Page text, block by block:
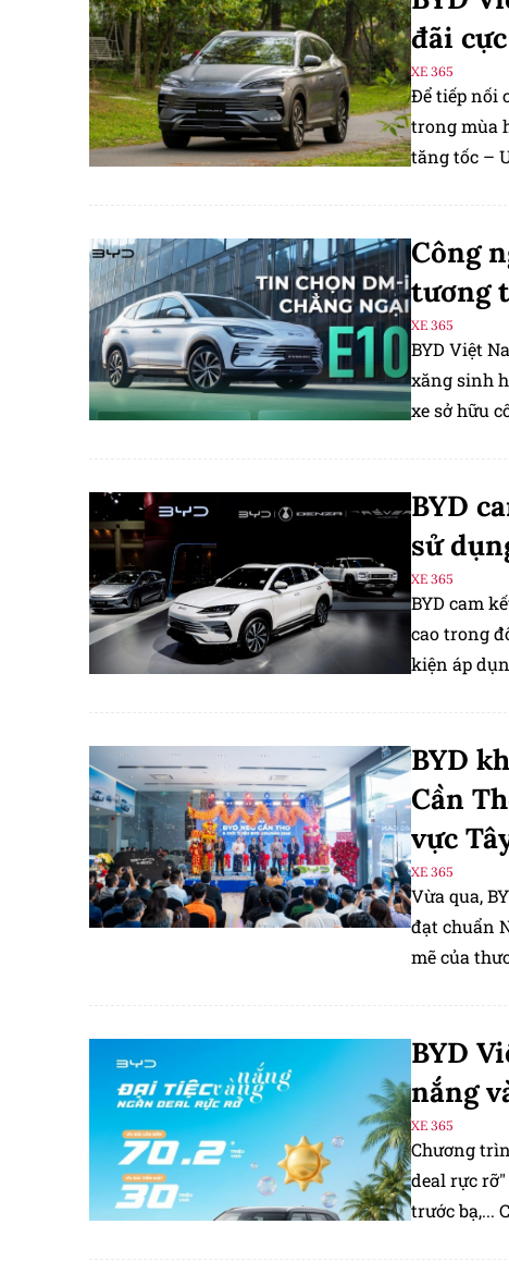
đãi
XE 365
Để tiếp nối
trong mùa
tăng tốc –
Công
tương
XE 365
BYD Việt
xăng sinh
xe sở hữu
BYD
sử
XE 365
BYD cam
cao trong
kiện áp
BYD
Cần
vực
XE 365
Vừa qua,
đạt chuẩn
mẽ của
BYD
nắng
XE 365
Chương
deal rực rỡ"
trước bạ,...